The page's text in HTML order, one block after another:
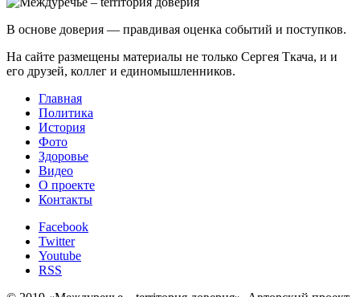
В основе доверия — правдивая оценка событий и поступков.
На сайте размещены материалы не только Сергея Ткача, и и
его друзей, коллег и единомышленников.
Главная
Политика
История
Фото
Здоровье
Видео
О проекте
Контакты
Facebook
Twitter
Youtube
RSS